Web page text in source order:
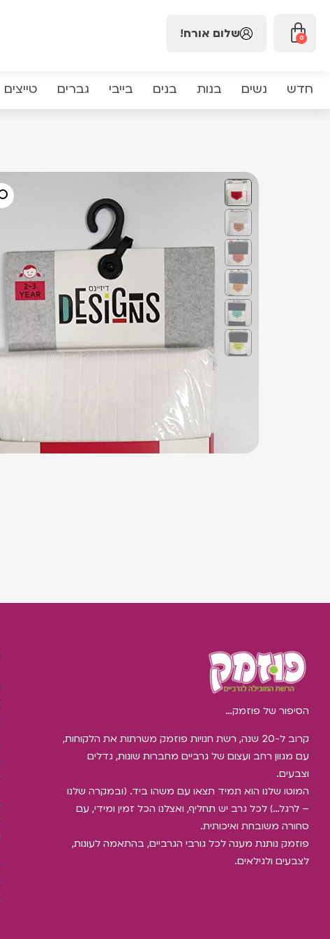
0 שלום אורח!
חדש נשים בנות בנים בייבי גברים טייצים
הסיפור של פוזמק…
קרוב ל-20 שנה, רשת חנויות פוזמק משרתות את הלקוחות,
עם מגוון רחב ועצום של גרביים מחברות שונות, גדלים
וצבעים.
המוטו שלנו הוא תמיד תצאו עם משהו ביד. (ובמקרה שלנו
– לרגל…) לכל גרב יש תחליף, ואצלנו הכל זמין ומידי, עם
סחורה משובחת ואיכותית.
פוזמק נותנת מענה לכל גורבי הגרביים, בהתאמה לעונות,
לצבעים ולגילאים.